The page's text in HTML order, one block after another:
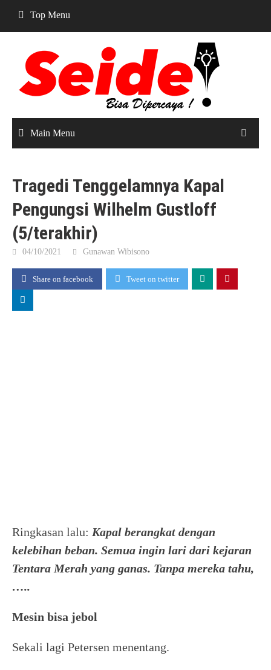
content
Top Menu
Main Menu
Tragedi Tenggelamnya Kapal
Pengungsi Wilhelm Gustloff
(5/terakhir)
04/10/2021 Gunawan Wibisono
Share on facebook Tweet on twitter
Ringkasan lalu: Kapal berangkat dengan
kelebihan beban. Semua ingin lari dari kejaran
Tentara Merah yang ganas. Tanpa mereka tahu,
…..
Mesin bisa jebol
Sekali lagi Petersen menentang.